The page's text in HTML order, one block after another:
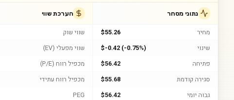
נתוני מסחר
מחיר
$55.26
שינוי
$-0.42 (-0.75%)
פתיחה
$56.42
סגירה קודמת
$55.68
גבוה יומי
$56.42
הערכת שווי
שווי שוק
שווי מפעלי (EV)
מכפיל רווח (P/E)
מכפיל רווח עתידי
PEG